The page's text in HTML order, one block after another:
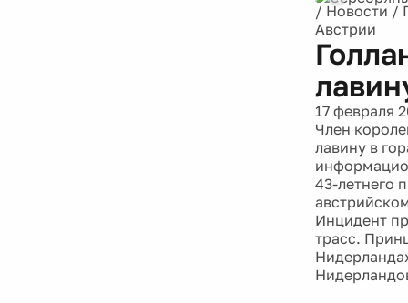
/ Новости /
Австрии
17 февраля
Член
лавину в
43-летнего
Инцидент
трасс.